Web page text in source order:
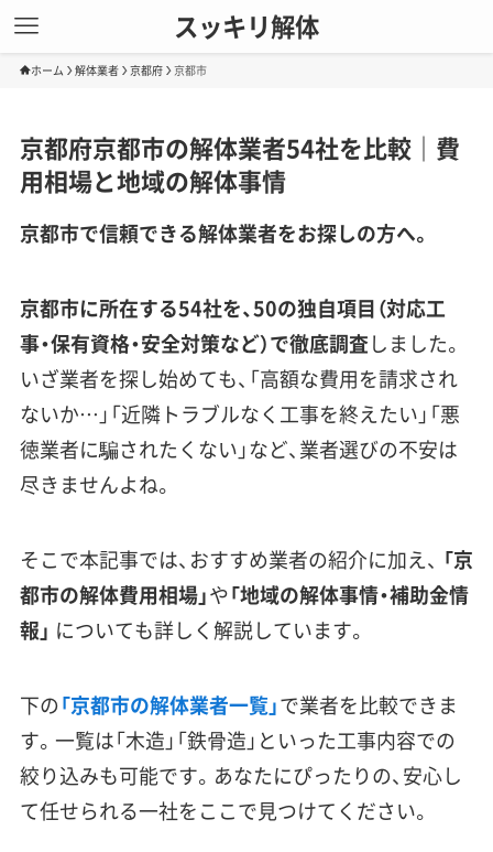
スッキリ解体
ホーム 解体業者 京都府 京都市
京都府京都市の解体業者54社を比較｜費
用相場と地域の解体事情
京都市で信頼できる解体業者をお探しの方へ。
京都市に所在する54社を、50の独自項目（対応工
事・保有資格・安全対策など）で徹底調査しました。
いざ業者を探し始めても、「高額な費用を請求され
ないか…」「近隣トラブルなく工事を終えたい」「悪
徳業者に騙されたくない」など、業者選びの不安は
尽きませんよね。
そこで本記事では、おすすめ業者の紹介に加え、 「京
都市の解体費用相場」や「地域の解体事情・補助金情
報」 についても詳しく解説しています。
下の「京都市の解体業者一覧」で業者を比較できま
す。一覧は「木造」「鉄骨造」といった工事内容での
絞り込みも可能です。あなたにぴったりの、安心し
て任せられる一社をここで見つけてください。